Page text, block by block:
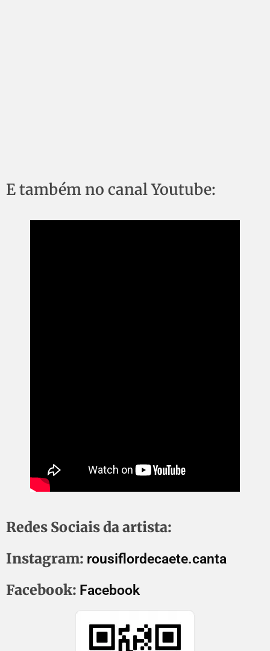
E também no canal Youtube:
Redes Sociais da artista:
Instagram: rousiflordecaete.canta
Facebook: Facebook